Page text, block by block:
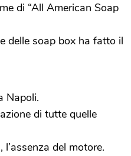
di “All American Soap
delle soap box ha fatto il
Napoli.
di tutte quelle
del motore.